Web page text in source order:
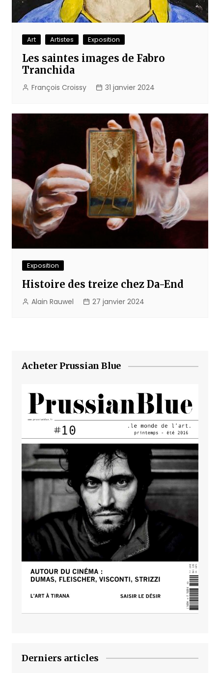
Art Artistes Exposition
Les saintes images de Fabro
Tranchida
François Croissy 31 janvier 2024
Exposition
Histoire des treize chez Da-End
Alain Rauwel 27 janvier 2024
Acheter Prussian Blue
Derniers articles